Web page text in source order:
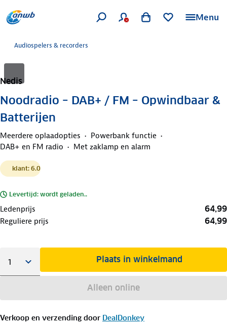
Menu
Audiospelers & recorders
Nedis
Noodradio – DAB+ / FM – Opwindbaar &
Batterijen
Meerdere oplaadopties
Powerbank functie
DAB+ en FM radio
Met zaklamp en alarm
klant: 6.0
Levertijd: wordt geladen..
Ledenprijs 64,99
Reguliere prijs 64,99
Plaats in winkelmand
Alleen online
Verkoop en verzending door DealDonkey